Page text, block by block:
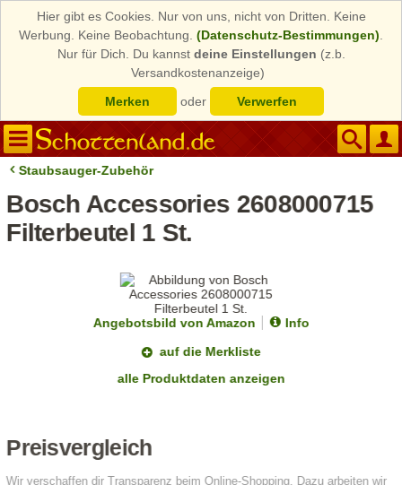
Hier gibt es Cookies. Nur von uns, nicht von Dritten. Keine
Werbung. Keine Beobachtung. (Datenschutz-Bestimmungen)
Nur für Dich. Du kannst deine Einstellungen (z.b.
Versandkostenanzeige)
Merken
oder Verwerfen
Staubsauger-Zubehör
Bosch Accessories 2608000715
Filterbeutel 1 St.
Angebotsbild von Amazon
Info
auf die Merkliste
alle Produktdaten anzeigen
Preisvergleich
Wir verschaffen dir Transparenz beim Online-Shopping. Dazu arbeiten wir